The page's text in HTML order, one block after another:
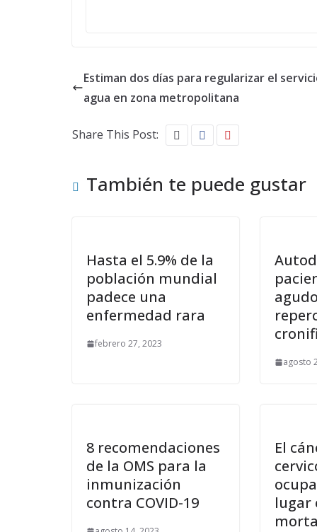
Estiman dos días para regularizar el
agua en zona metropolitana
Share This Post:
También te puede gustar
Hasta el 5.9% de la
población mundial
padece una
enfermedad rara
febrero 27, 2023
agosto
8 recomendaciones
de la OMS para la
inmunización
contra COVID-19
El
lugar